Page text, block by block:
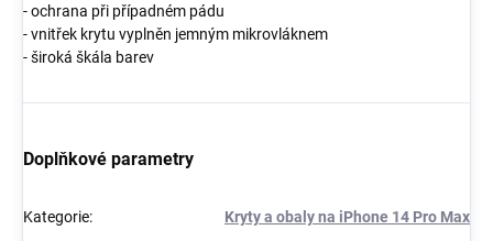
- ochrana při případném pádu
- vnitřek krytu vyplněn jemným mikrovláknem
- široká škála barev
Doplňkové parametry
Kategorie: Kryty a obaly na iPhone 14 Pro Max